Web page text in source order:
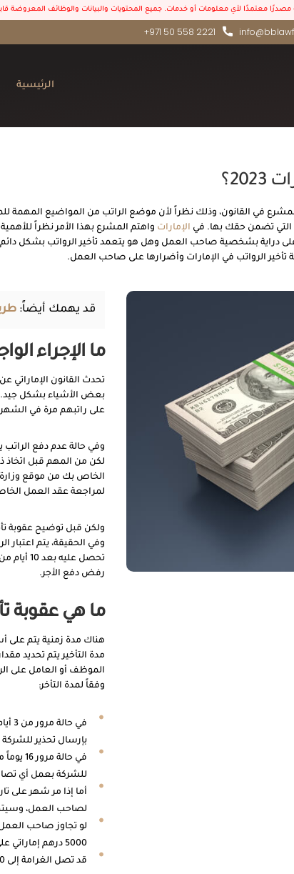
مصدرًا معتمدًا لأي معلومات أو خدمات. جميع المحتويات والبيانات والوظائف المعروضة
+971 50 558 2221
الرئيسية
في القانون، وذلك نظراً لأن موضع الراتب من المواضيع المهمة
التي تضمن حقك بها. في الإمارات واهتم المشرع بهذا الأمر نظراً
دراية بشخصية صاحب العمل وهل هو يتعمد تأخير الرواتب بشكل
تأخير الرواتب في الإمارات وأضرارها على صاحب العمل.
قد يهمك أيضاً:
ما الإجراء
تحدث القانون الإماراتي
بعض الأشياء بشكل جيد.
على راتبهم مرة في
وفي حالة عدم دفع الراتب
لكن من المهم قبل
الخاص بك من موقع وزارة
لمراجعة عقد العمل
ولكن قبل توضيح عقوبة
وفي الحقيقة، يتم اعتبار
تحصل
رفض دفع الأجر.
ما هي عقوبة
هناك مدة زمنية يتم على
مدة التأخير يتم تحديد
الموظف أو العامل على
وفقاً لمدة التأخر:
بإرسال تحذير للشركة
في
للشركة بعمل أي
أما إذا مر شهر على
لصاحب العمل،
5000 درهم إماراتي على كل راتب متأخر للعامل.
قد تصل الغرامة إلى 50000 درهم إماراتي إذا كانت الشكوى لعدة موظفين بشأن تأخير رواتبهم.